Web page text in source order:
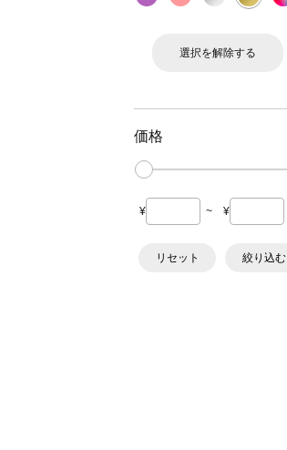
選択を解除する
価格
¥ ~ ¥
リセット 絞り込む